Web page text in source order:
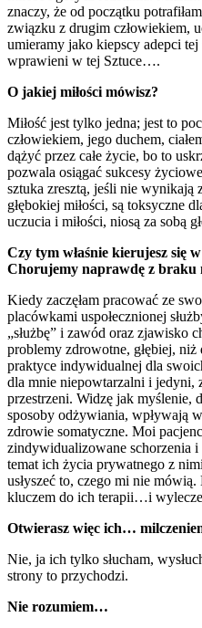
znaczy, że od początku
związku z drugim człowiekiem,
umieramy jako kiepscy adepci
wprawieni w tej Sztuce….
O jakiej miłości mówisz?
Miłość jest tylko jedna; jest to
człowiekiem, jego duchem,
dążyć przez całe życie, bo to
pozwala osiągać sukcesy
sztuka zresztą, jeśli nie wynikają
głębokiej miłości, są toksyczne
uczucia i miłości, niosą za sobą
Czy tym właśnie kierujesz się
Chorujemy naprawdę z braku
Kiedy zaczęłam pracować ze
placówkami uspołecznionej
„służbę” i zawód oraz zjawisko
problemy zdrowotne, głębiej,
praktyce indywidualnej dla
dla mnie niepowtarzalni i jedyni,
przestrzeni. Widzę jak myślenie,
sposoby odżywiania, wpływają
zdrowie somatyczne. Moi
zindywidualizowane schorzenia
temat ich życia prywatnego z
usłyszeć to, czego mi nie
kluczem do ich terapii…i
Otwierasz więc ich…
Nie, ja ich tylko słucham,
strony to przychodzi.
Nie rozumiem…